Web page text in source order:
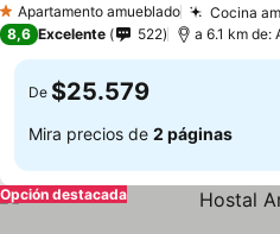
1 Estrellas
Apartamento amueblado Cocina
8,6 Excelente 522
De $25.579
Mira precios de 2 páginas
Opción destacada